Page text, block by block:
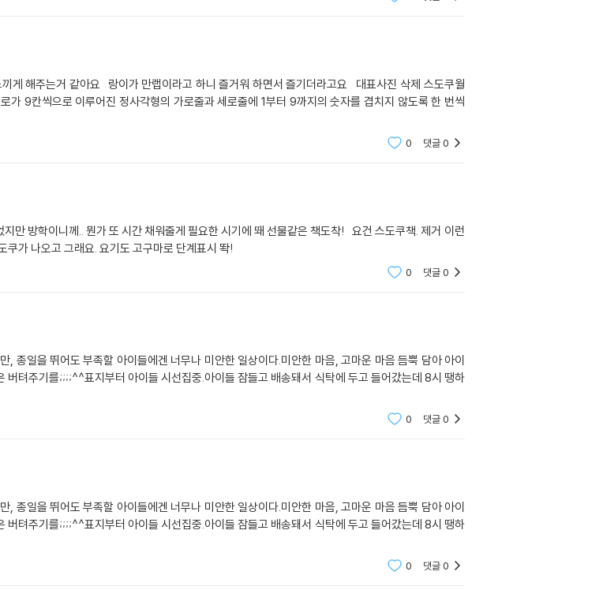
0 댓글0
걸 잘 안해서 모르는데 글자 스도쿠도 있네요? 숫자로 시작하다 글자 스도쿠가 나오고 그래요. 요기도 고구마로 단계표시 똭!
0 댓글0
종일을 뛰어도 부족할 아이들에겐 너무나 미안한 일상이다.미안한 마음, 고마운 마음 듬뿍 담아 아이
텨주기를;;;;^^표지부터 아이들 시선집중.아이들 잠들고 배송돼서 식탁에 두고 들어갔는데 8시 땡하
0 댓글0
종일을 뛰어도 부족할 아이들에겐 너무나 미안한 일상이다.미안한 마음, 고마운 마음 듬뿍 담아 아이
텨주기를;;;;^^표지부터 아이들 시선집중.아이들 잠들고 배송돼서 식탁에 두고 들어갔는데 8시 땡하
0 댓글0